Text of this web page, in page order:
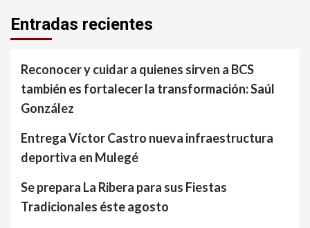
Entradas recientes
Reconocer y cuidar a quienes sirven a BCS
también es fortalecer la transformación: Saúl
González
Entrega Víctor Castro nueva infraestructura
deportiva en Mulegé
Se prepara La Ribera para sus Fiestas
Tradicionales éste agosto